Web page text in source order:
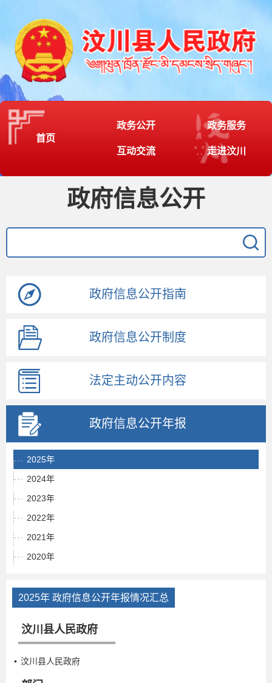
首页
政务公开 政务服务
互动交流 走进汶川
政府信息公开
政府信息公开指南
政府信息公开制度
法定主动公开内容
政府信息公开年报
2025年
2024年
2023年
2022年
2021年
2020年
2025年 政府信息公开年报情况汇总
汶川县人民政府
汶川县人民政府